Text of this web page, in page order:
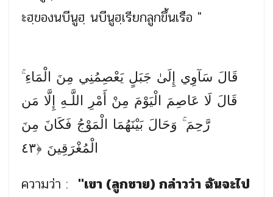
ะฮฺของนบีนูฮฺ นบีนูฮฺเรียกลูกขึ้นเรือ "
قَالَ سَآوِي إِلَىٰ جَبَلٍ يَعْصِمُنِي مِنَ الْمَاءِ ۚ
قَالَ لَا عَاصِمَ الْيَوْمَ مِنْ أَمْرِ اللَّـهِ إِلَّا مَن
رَّحِمَ ۚ وَحَالَ بَيْنَهُمَا الْمَوْجُ فَكَانَ مِنَ
الْمُغْرَقِينَ ﴿٤٣
ความว่า : "เขา (ลูกชาย) กล่าวว่า ฉันจะไป